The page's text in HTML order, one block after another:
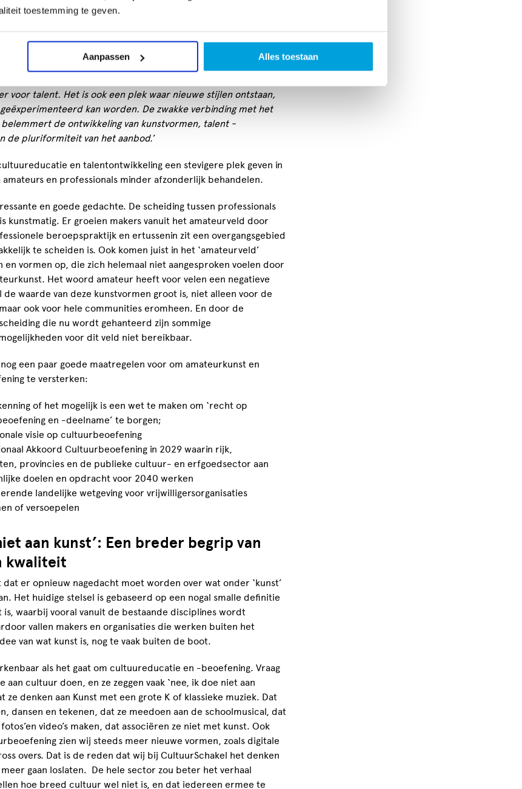
toestemming te geven.
Aanpassen Alles toestaan
zij prikkelt rijksgefinancierde makers en culturele organisaties
verbonden te zijn met het amateurveld in hun omgeving,
door faciliteiten te delen. Het amateurveld wordt
voor talent. Het is ook een plek waar nieuwe stijlen ontstaan,
kan worden. De zwakke verbinding met het
de ontwikkeling van kunstvormen, talent ‐
de pluriformiteit van het aanbod.’
en talentontwikkeling een stevigere plek geven in
en professionals minder afzonderlijk behandelen.
en goede gedachte. De scheiding tussen professionals
kunstmatig. Er groeien makers vanuit het amateurveld door
beroepspraktijk en ertussenin zit een overgangsgebied
te scheiden is. Ook komen juist in het ‘amateurveld’
en vormen op, die zich helemaal niet aangesproken voelen door
Het woord amateur heeft voor velen een negatieve
de waarde van deze kunstvormen groot is, niet alleen voor de
ook voor hele communities eromheen. En door de
die nu wordt gehanteerd zijn sommige
voor dit veld niet bereikbaar.
een paar goede maatregelen voor om amateurkunst en
te versterken:
of het mogelijk is een wet te maken om ‘recht op
en -deelname’ te borgen;
visie op cultuurbeoefening
Akkoord Cultuurbeoefening in 2029 waarin rijk,
provincies en de publieke cultuur- en erfgoedsector aan
doelen en opdracht voor 2040 werken
landelijke wetgeving voor vrijwilligersorganisaties
of versoepelen
aan kunst’: Een breder begrip van
kwaliteit
dat er opnieuw nagedacht moet worden over wat onder ‘kunst’
Het huidige stelsel is gebaseerd op een nogal smalle definitie
is, waarbij vooral vanuit de bestaande disciplines wordt
vallen makers en organisaties die werken buiten het
van wat kunst is, nog te vaak buiten de boot.
als het gaat om cultuureducatie en -beoefening. Vraag
aan cultuur doen, en ze zeggen vaak ‘nee, ik doe niet aan
ze denken aan Kunst met een grote K of klassieke muziek. Dat
dansen en tekenen, dat ze meedoen aan de schoolmusical, dat
video’s maken, dat associëren ze niet met kunst. Ook
zien wij steeds meer nieuwe vormen, zoals digitale
overs. Dat is de reden dat wij bij CultuurSchakel het denken
gaan loslaten. De hele sector zou beter het verhaal
hoe breed cultuur wel niet is, en dat iedereen ermee te